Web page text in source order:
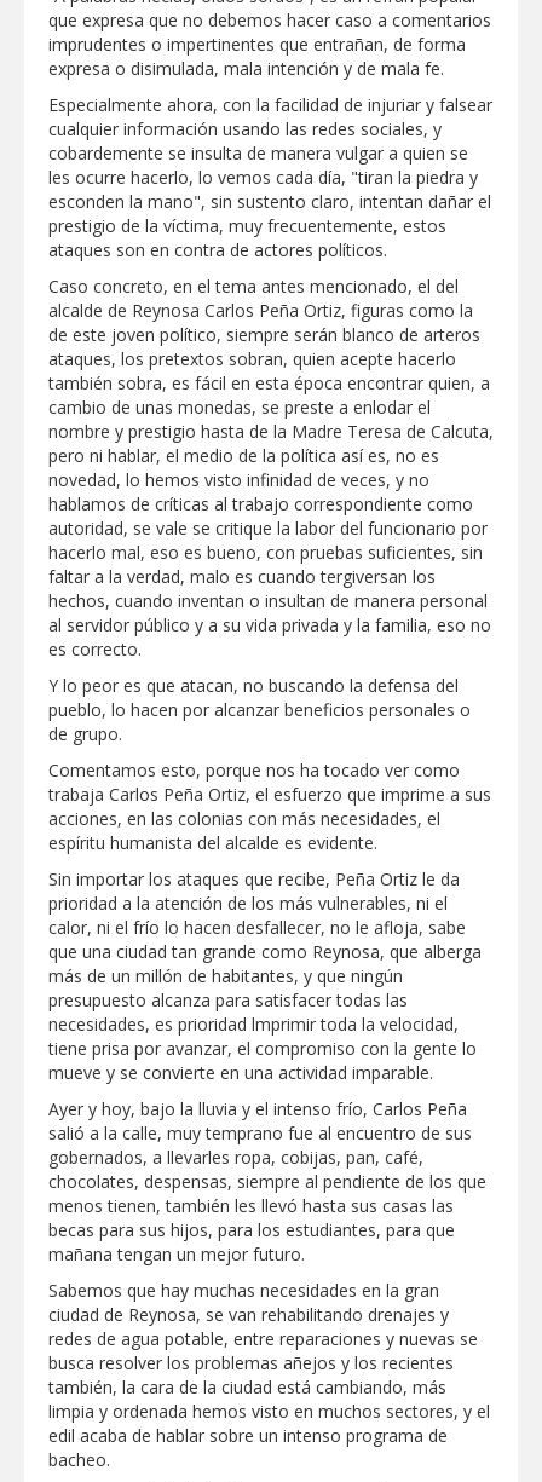
GOBIERNO MUNICIPAL ACERCA
SERVICIOS Y APOYOS A FAMILIAS CON
“PRESIDENCIA CERQUITA DE TI”
Impulsa STPS ferias del empleo para
jóvenes en tres regiones de Tamaulipas
Felicitó Carlos Peña Ortiz a más de 390
egresados de la Universidad Tecnológica
de Tamaulipas Norte
GOBIERNO DE CARMEN LILIA
CANTUROSAS INVIERTE EN
INFRAESTRUCTURA HÍDRICA PARA
GARANTIZAR UN MEJOR SERVICIO DE
AGUA POTABLE
Facilita DIF Tamaulipas trámite de
credencial y placas de circulación para
personas con discapacidad
CARMEN LILIA CANTUROSAS
CONSOLIDA A NUEVO LAREDO COMO
REFERENTE DE ENERGÍA LIMPIA EN
TAMAULIPAS
Destacó Alcalde Carlos Peña Ortiz
respuesta inmediata de servicios
municipales ante tormenta
ganaderos consolidan proyecto “Carne
Tam
GOBIERNO MUNICIPAL INVITA A
CAMPAÑA DE TAMIZAJE AUDITIVO
GRATUITO PARA RECIÉN NACIDOS EN
CLÍNICA UNE NUEVA ERA
Entregó Carlos Peña Ortiz apoyos de
"Mamá Luchona", acompañado por la
Senadora Maki Esther Ortiz Domínguez
Intensificó Municipio programa de
bacheo en cuatro colonias de Reynosa
que expresa que no debemos hacer caso a comentarios
imprudentes o impertinentes que entrañan, de forma
expresa o disimulada, mala intención y de mala fe.
Especialmente ahora, con la facilidad de injuriar y falsear
cualquier información usando las redes sociales, y
cobardemente se insulta de manera vulgar a quien se
les ocurre hacerlo, lo vemos cada día, "tiran la piedra y
esconden la mano", sin sustento claro, intentan dañar el
prestigio de la víctima, muy frecuentemente, estos
ataques son en contra de actores políticos.
Caso concreto, en el tema antes mencionado, el del
alcalde de Reynosa Carlos Peña Ortiz, figuras como la
de este joven político, siempre serán blanco de arteros
ataques, los pretextos sobran, quien acepte hacerlo
también sobra, es fácil en esta época encontrar quien, a
cambio de unas monedas, se preste a enlodar el
nombre y prestigio hasta de la Madre Teresa de Calcuta,
pero ni hablar, el medio de la política así es, no es
novedad, lo hemos visto infinidad de veces, y no
hablamos de críticas al trabajo correspondiente como
autoridad, se vale se critique la labor del funcionario por
hacerlo mal, eso es bueno, con pruebas suficientes, sin
faltar a la verdad, malo es cuando tergiversan los
hechos, cuando inventan o insultan de manera personal
al servidor público y a su vida privada y la familia, eso no
es correcto.
Y lo peor es que atacan, no buscando la defensa del
pueblo, lo hacen por alcanzar beneficios personales o
de grupo.
Comentamos esto, porque nos ha tocado ver como
trabaja Carlos Peña Ortiz, el esfuerzo que imprime a sus
acciones, en las colonias con más necesidades, el
espíritu humanista del alcalde es evidente.
Sin importar los ataques que recibe, Peña Ortiz le da
prioridad a la atención de los más vulnerables, ni el
calor, ni el frío lo hacen desfallecer, no le afloja, sabe
que una ciudad tan grande como Reynosa, que alberga
más de un millón de habitantes, y que ningún
presupuesto alcanza para satisfacer todas las
necesidades, es prioridad lmprimir toda la velocidad,
tiene prisa por avanzar, el compromiso con la gente lo
mueve y se convierte en una actividad imparable.
Ayer y hoy, bajo la lluvia y el intenso frío, Carlos Peña
salió a la calle, muy temprano fue al encuentro de sus
gobernados, a llevarles ropa, cobijas, pan, café,
chocolates, despensas, siempre al pendiente de los que
menos tienen, también les llevó hasta sus casas las
becas para sus hijos, para los estudiantes, para que
mañana tengan un mejor futuro.
Sabemos que hay muchas necesidades en la gran
ciudad de Reynosa, se van rehabilitando drenajes y
redes de agua potable, entre reparaciones y nuevas se
busca resolver los problemas añejos y los recientes
también, la cara de la ciudad está cambiando, más
limpia y ordenada hemos visto en muchos sectores, y el
edil acaba de hablar sobre un intenso programa de
bacheo.